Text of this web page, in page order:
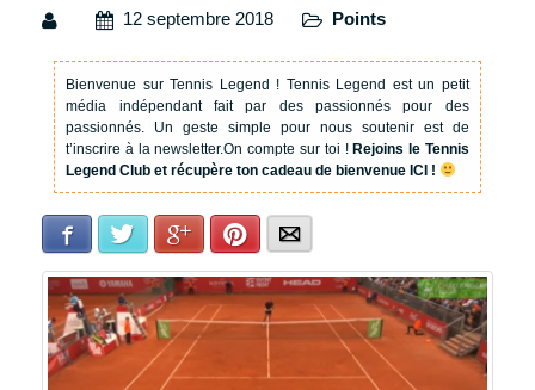
12 septembre 2018 Points
Bienvenue sur Tennis Legend ! Tennis Legend est un petit
média indépendant fait par des passionnés pour des
passionnés. Un geste simple pour nous soutenir est de
t’inscrire à la newsletter.On compte sur toi !Rejoins le Tennis
Legend Club et récupère ton cadeau de bienvenue ICI !
Facebook Twitter Google+Pinterest